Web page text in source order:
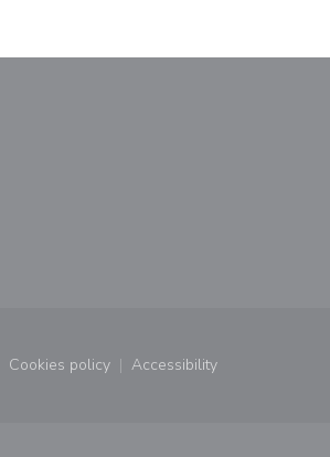
window))
Cookies policy
((opens in a new window))
Accessibility
((opens in a new